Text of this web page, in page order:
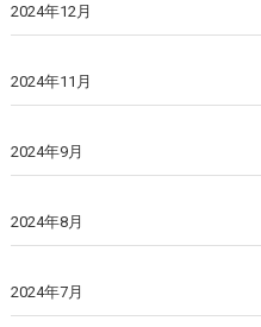
2024年12月
2024年11月
2024年9月
2024年8月
2024年7月